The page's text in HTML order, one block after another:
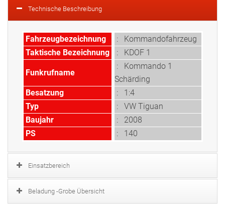
Technische Beschreibung
Fahrzeugbezeichnung
: Kommandofahrzeug
Taktische Bezeichnung
: KDOF 1
Funkrufname
: Kommando 1
Schärding
Besatzung
: 1:4
Typ
: VW Tiguan
Baujahr
: 2008
PS
: 140
Einsatzbereich
Beladung -Grobe Übersicht